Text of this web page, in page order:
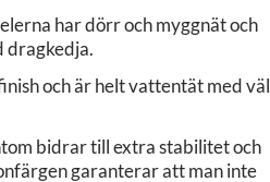
har dörr och myggnät och
dragkedja.
och är helt vattentät med väl
bidrar till extra stabilitet och
garanterar att man inte